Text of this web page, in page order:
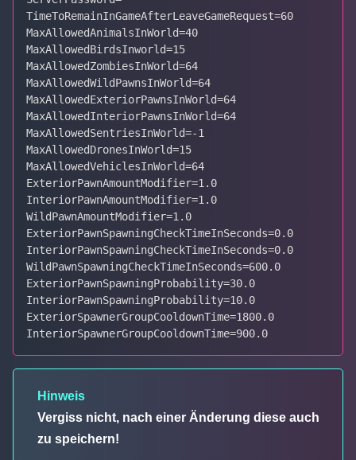
TimeToRemainInGameAfterLeaveGameRequest=60
MaxAllowedAnimalsInWorld=40
MaxAllowedBirdsInworld=15
MaxAllowedZombiesInWorld=64
MaxAllowedWildPawnsInWorld=64
MaxAllowedExteriorPawnsInWorld=64
MaxAllowedInteriorPawnsInWorld=64
MaxAllowedSentriesInWorld=-1
MaxAllowedDronesInWorld=15
MaxAllowedVehiclesInWorld=64
ExteriorPawnAmountModifier=1.0
InteriorPawnAmountModifier=1.0
WildPawnAmountModifier=1.0
ExteriorPawnSpawningCheckTimeInSeconds=0.0
InteriorPawnSpawningCheckTimeInSeconds=0.0
WildPawnSpawningCheckTimeInSeconds=600.0
ExteriorPawnSpawningProbability=30.0
InteriorPawnSpawningProbability=10.0
ExteriorSpawnerGroupCooldownTime=1800.0
InteriorSpawnerGroupCooldownTime=900.0
Hinweis
Vergiss nicht, nach einer Änderung diese auch
zu speichern!